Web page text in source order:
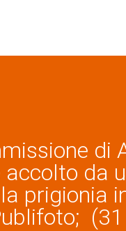
di
da
prigionia